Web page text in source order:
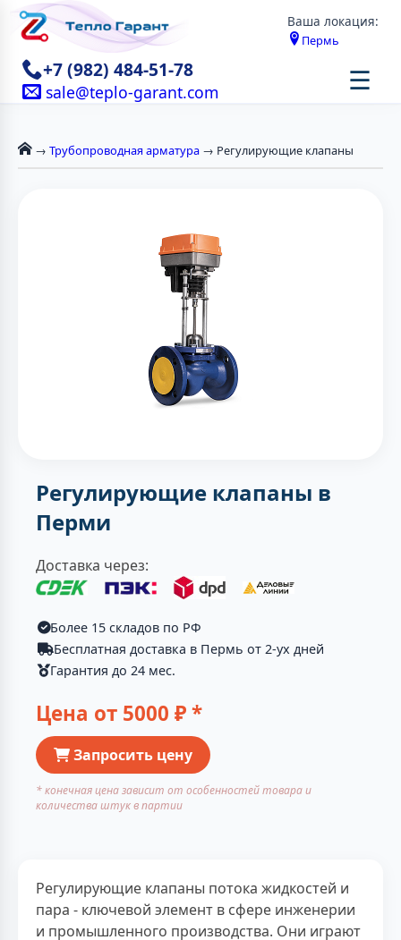
Ваша локация:
Пермь
+7 (982) 484-51-78
sale@teplo-garant.com ☰
→ Трубопроводная арматура → Регулирующие клапаны
Регулирующие клапаны в
Перми
Доставка через:
Более 15 складов по РФ
Бесплатная доставка в Пермь от 2-ух дней
Гарантия до 24 мес.
Цена от 5000 ₽ *
Запросить цену
* конечная цена зависит от особенностей товара и
количества штук в партии
Регулирующие клапаны потока жидкостей и
пара - ключевой элемент в сфере инженерии
и промышленного производства. Они играют